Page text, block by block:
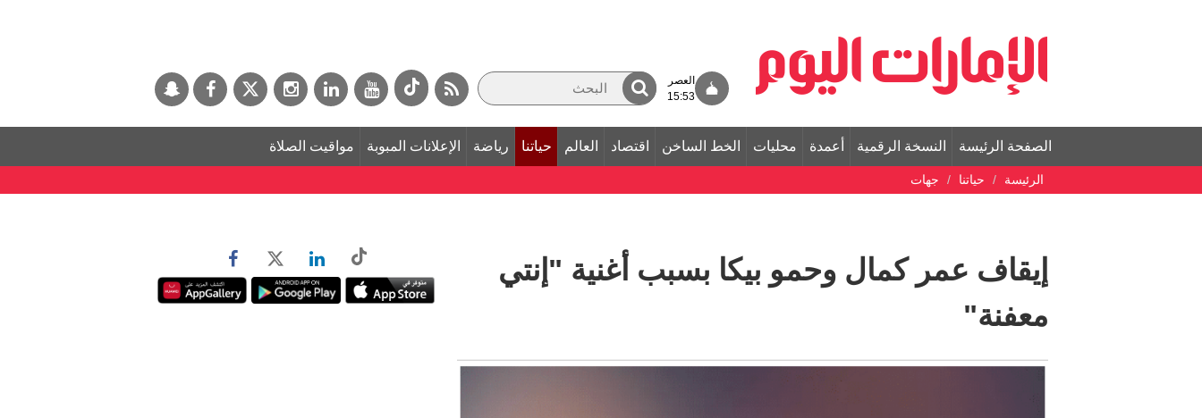
العصر
15:53
الصفحة الرئيسة النسخة الرقمية أعمدة محليات الخط الساخن اقتصاد العالم حياتنا رياضة الإعلانات المبوبة مواقيت الصلاة
الرئيسة حياتنا جهات
إيقاف عمر كمال وحمو بيكا بسبب أغنية "إنتي
معفنة"